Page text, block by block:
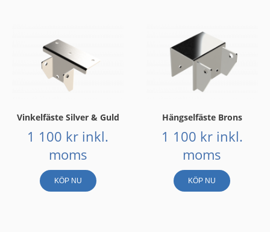
Vinkelfäste Silver & Guld
1 100 kr inkl.
moms
KÖP NU
Hängselfäste Brons
1 100 kr inkl.
moms
KÖP NU